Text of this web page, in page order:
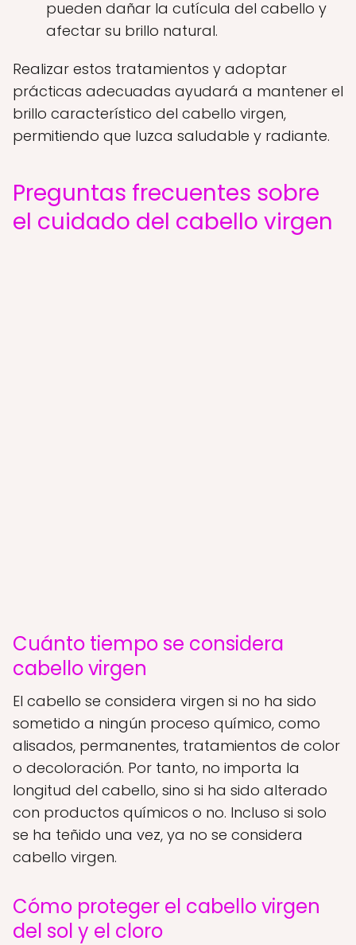
pueden dañar la cutícula del cabello y
afectar su brillo natural.
Realizar estos tratamientos y adoptar
prácticas adecuadas ayudará a mantener el
brillo característico del cabello virgen,
permitiendo que luzca saludable y radiante.
Preguntas frecuentes sobre
el cuidado del cabello virgen
Cuánto tiempo se considera
cabello virgen
El cabello se considera virgen si no ha sido
sometido a ningún proceso químico, como
alisados, permanentes, tratamientos de color
o decoloración. Por tanto, no importa la
longitud del cabello, sino si ha sido alterado
con productos químicos o no. Incluso si solo
se ha teñido una vez, ya no se considera
cabello virgen.
Cómo proteger el cabello virgen
del sol y el cloro